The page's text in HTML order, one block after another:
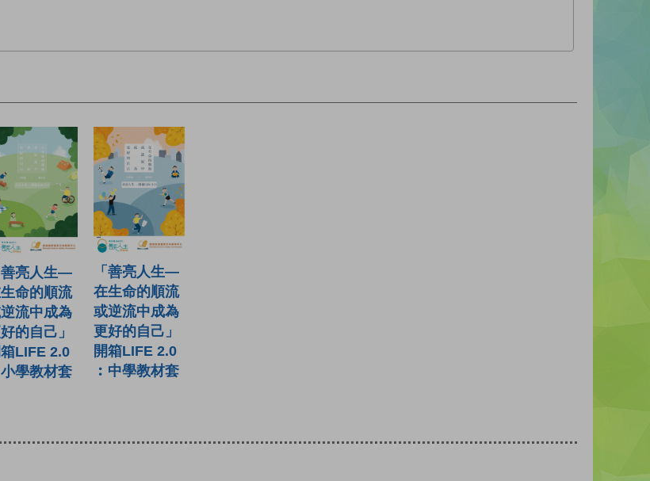
善亮人生—
命的順流
流中成為
的自己」
箱LIFE 2.0
小學教材套
「善亮人生—
在生命的順流
或逆流中成為
更好的自己」
開箱LIFE 2.0
︰中學教材套